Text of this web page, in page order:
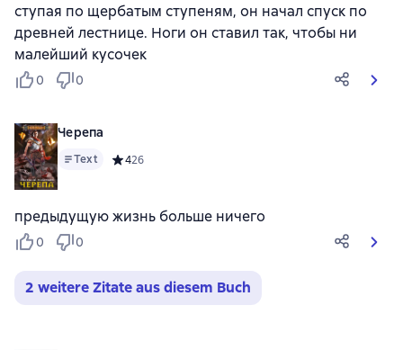
ступая по щербатым ступеням, он начал спуск по
древней лестнице. Ноги он ставил так, чтобы ни
малейший кусочек
0 0
Черепа
Text Средний рейтинг 4 на основе 26 оценок
426
предыдущую жизнь больше ничего
0 0
2 weitere Zitate aus diesem Buch